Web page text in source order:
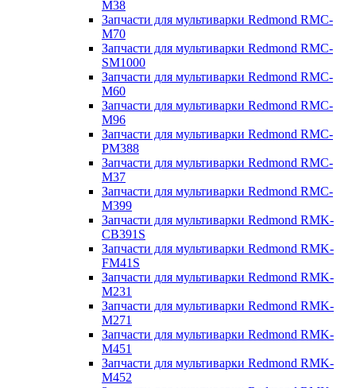
M38
Запчасти для мультиварки Redmond RMC-
M70
Запчасти для мультиварки Redmond RMC-
SM1000
Запчасти для мультиварки Redmond RMC-
M60
Запчасти для мультиварки Redmond RMC-
M96
Запчасти для мультиварки Redmond RMC-
PM388
Запчасти для мультиварки Redmond RMC-
M37
Запчасти для мультиварки Redmond RMC-
M399
Запчасти для мультиварки Redmond RMK-
CB391S
Запчасти для мультиварки Redmond RMK-
FM41S
Запчасти для мультиварки Redmond RMK-
M231
Запчасти для мультиварки Redmond RMK-
M271
Запчасти для мультиварки Redmond RMK-
M451
Запчасти для мультиварки Redmond RMK-
M452